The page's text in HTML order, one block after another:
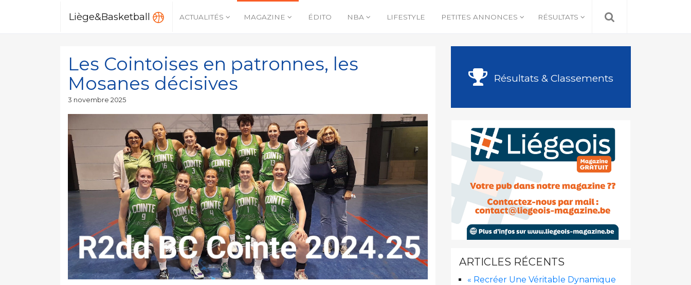
Liège&Basketball ACTUALITÉS MAGAZINE ÉDITO NBA LIFESTYLE PETITES ANNONCES RÉSULTATS
Les Cointoises en patronnes, les
Mosanes décisives
Publié
3 novembre 2025
Résultats & Classements
ARTICLES RÉCENTS
« Recréer Une Véritable Dynamique